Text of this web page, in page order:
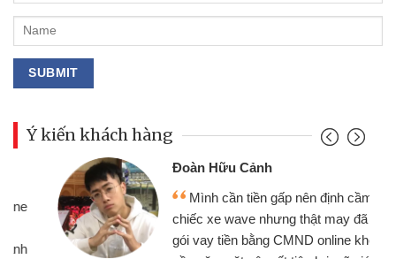
Ý kiến khách hàng
Đoàn Hữu Cảnh
Mình cần tiền gấp nên định cầm cố
chiếc xe wave nhưng thật may đã có
gói vay tiền bằng CMND online không